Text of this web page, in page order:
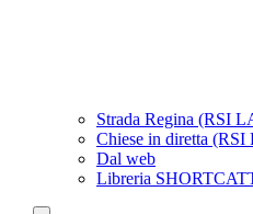
Strada Regina (RSI
Chiese in diretta (RSI
Dal web
Libreria